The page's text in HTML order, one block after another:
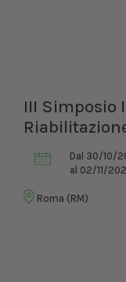
III Simposio
Dal 30/10/
al 02/11/
Roma (RM)